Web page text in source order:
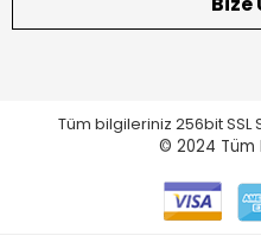
Tüm bilgileriniz 256bit SSL
© 2024 Tüm